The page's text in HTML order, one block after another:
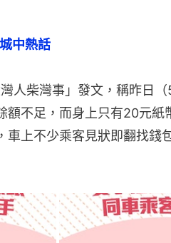
中熱話
人柴灣事」發文，稱昨日（
額不足，而身上只有20元紙
車上不少乘客見狀即翻找錢